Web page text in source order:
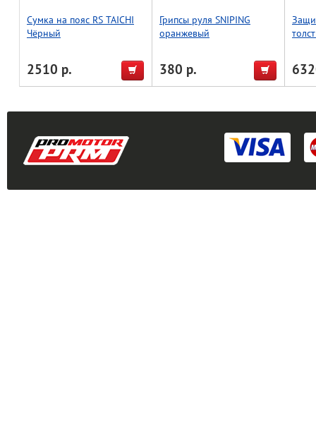
Сумка на пояс RS TAICHI
Чёрный
2510 р.
Грипсы руля SNIPING
оранжевый
380 р.